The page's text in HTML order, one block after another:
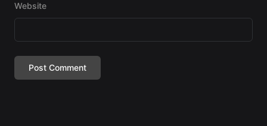
Website